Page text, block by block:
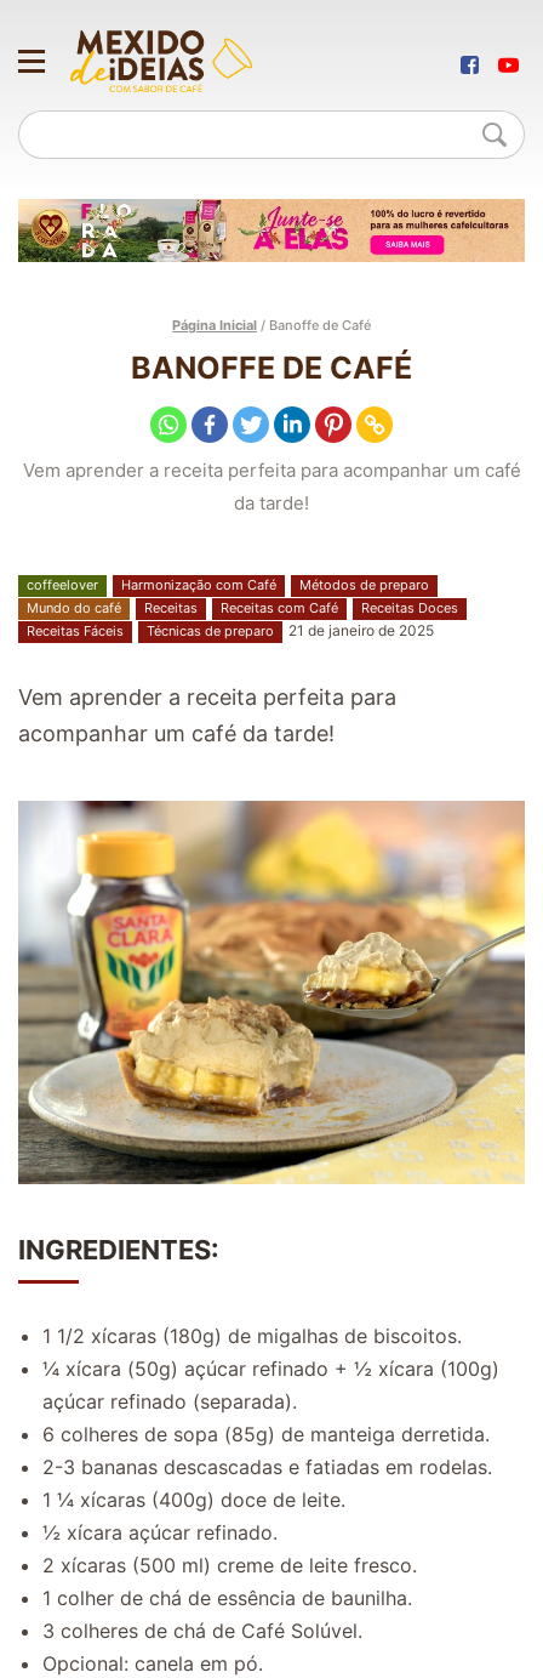
Página Inicial / Banoffe de Café
BANOFFE DE CAFÉ
Vem aprender a receita perfeita para acompanhar um café
da tarde!
coffeelover Harmonização com Café
Métodos de preparo
Mundo do café
Receitas Receitas com Café
Receitas Doces
Receitas Fáceis
Técnicas de preparo 21 de janeiro de 2025
Vem aprender a receita perfeita para
acompanhar um café da tarde!
INGREDIENTES:
1 1/2 xícaras (180g) de migalhas de biscoitos.
¼ xícara (50g) açúcar refinado + ½ xícara (100g)
açúcar refinado (separada).
6 colheres de sopa (85g) de manteiga derretida.
2-3 bananas descascadas e fatiadas em rodelas.
1 ¼ xícaras (400g) doce de leite.
½ xícara açúcar refinado.
2 xícaras (500 ml) creme de leite fresco.
1 colher de chá de essência de baunilha.
3 colheres de chá de Café Solúvel.
Opcional: canela em pó.